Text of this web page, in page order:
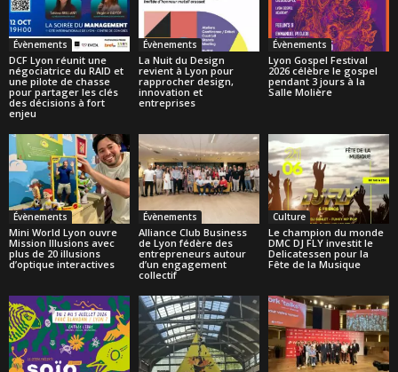
Évènements
DCF Lyon réunit une
négociatrice du RAID et
une pilote de chasse
pour partager les clés
des décisions à fort
enjeu
Évènements
La Nuit du Design
revient à Lyon pour
rapprocher design,
innovation et
entreprises
Évènements
Lyon Gospel Festival
2026 célèbre le gospel
pendant 3 jours à la
Salle Molière
Évènements
Mini World Lyon ouvre
Mission Illusions avec
plus de 20 illusions
d’optique interactives
Évènements
Alliance Club Business
de Lyon fédère des
entrepreneurs autour
d’un engagement
collectif
Culture
Le champion du monde
DMC DJ FLY investit le
Delicatessen pour la
Fête de la Musique